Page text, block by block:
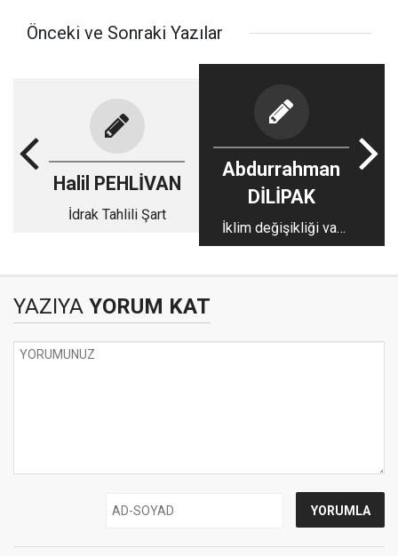
Önceki ve Sonraki Yazılar
Halil PEHLİVAN
İdrak Tahlili Şart
Abdurrahman
DİLİPAK
İklim değişikliği var
mı, yok mu?
YAZIYA YORUM KAT